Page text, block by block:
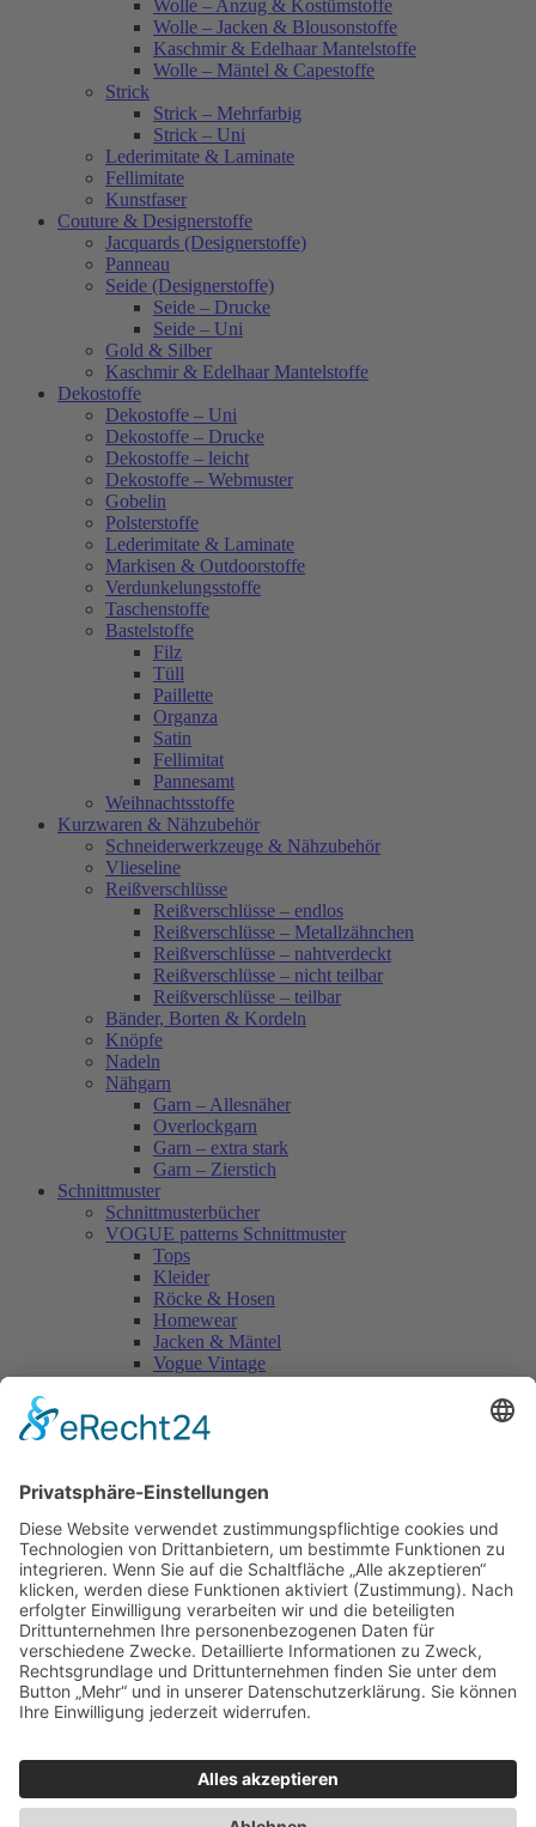
Wolle – Anzug & Kostümstoffe
Wolle – Jacken & Blousonstoffe
Kaschmir & Edelhaar Mantelstoffe
Wolle – Mäntel & Capestoffe
Strick
Strick – Mehrfarbig
Strick – Uni
Lederimitate & Laminate
Fellimitate
Kunstfaser
Couture & Designerstoffe
Jacquards (Designerstoffe)
Panneau
Seide (Designerstoffe)
Seide – Drucke
Seide – Uni
Gold & Silber
Kaschmir & Edelhaar Mantelstoffe
Dekostoffe
Dekostoffe – Uni
Dekostoffe – Drucke
Dekostoffe – leicht
Dekostoffe – Webmuster
Gobelin
Polsterstoffe
Lederimitate & Laminate
Markisen & Outdoorstoffe
Verdunkelungsstoffe
Taschenstoffe
Bastelstoffe
Filz
Tüll
Paillette
Organza
Satin
Fellimitat
Pannesamt
Weihnachtsstoffe
Kurzwaren & Nähzubehör
Schneiderwerkzeuge & Nähzubehör
Vlieseline
Reißverschlüsse
Reißverschlüsse – endlos
Reißverschlüsse – Metallzähnchen
Reißverschlüsse – nahtverdeckt
Reißverschlüsse – nicht teilbar
Reißverschlüsse – teilbar
Bänder, Borten & Kordeln
Knöpfe
Nadeln
Nähgarn
Garn – Allesnäher
Overlockgarn
Garn – extra stark
Garn – Zierstich
Schnittmuster
Schnittmusterbücher
VOGUE patterns Schnittmuster
Tops
Kleider
Röcke & Hosen
Homewear
Jacken & Mäntel
Vogue Vintage
Accessoires
Kleider
Homewear
Jacken & Mäntel
Curvy
Herren
Kids
Burda Fantasy
Accessoires & Deko
NEU im Shop
SALE
Suchen
Bitte mindestens 5 Buschstaben oder Zahlen eingeben!